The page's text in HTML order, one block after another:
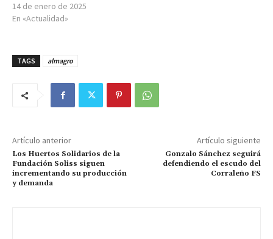
14 de enero de 2025
En «Actualidad»
TAGS almagro
Artículo anterior
Los Huertos Solidarios de la
Fundación Soliss siguen
incrementando su producción
y demanda
Artículo siguiente
Gonzalo Sánchez seguirá
defendiendo el escudo del
Corraleño FS